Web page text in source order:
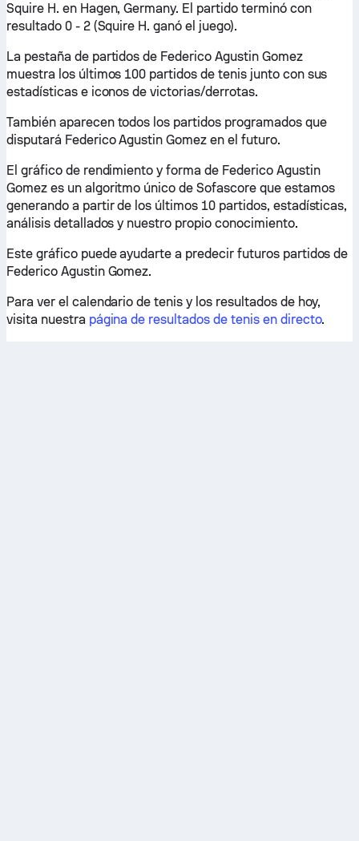
Squire H. en Hagen, Germany. El partido terminó con
resultado 0 - 2 (Squire H. ganó el juego).
La pestaña de partidos de Federico Agustin Gomez
muestra los últimos 100 partidos de tenis junto con sus
estadísticas e iconos de victorias/derrotas.
También aparecen todos los partidos programados que
disputará Federico Agustin Gomez en el futuro.
El gráfico de rendimiento y forma de Federico Agustin
Gomez es un algoritmo único de Sofascore que estamos
generando a partir de los últimos 10 partidos, estadísticas,
análisis detallados y nuestro propio conocimiento.
Este gráfico puede ayudarte a predecir futuros partidos de
Federico Agustin Gomez.
Para ver el calendario de tenis y los resultados de hoy,
visita nuestra página de resultados de tenis en directo.